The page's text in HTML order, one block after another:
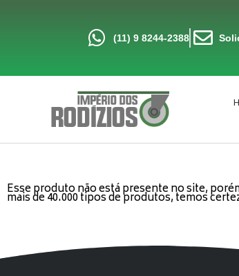
(11) 9 8244-2388
Esse produto não está presente no site,
mais de 40.000 tipos de produtos, temos